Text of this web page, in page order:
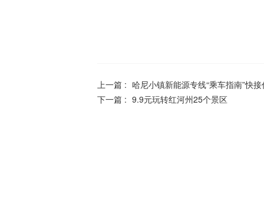
上一篇 : 哈尼小镇新能源专线“乘车指南”快
下一篇 : 9.9元玩转红河州25个景区